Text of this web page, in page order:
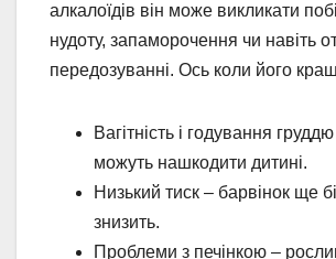
алкалоїдів він може викликати
нудоту, запаморочення чи навіть
передозуванні. Ось коли його
Вагітність і годування
можуть нашкодити дитині.
Низький тиск – барвінок ще
знизить.
Проблеми з печінкою –